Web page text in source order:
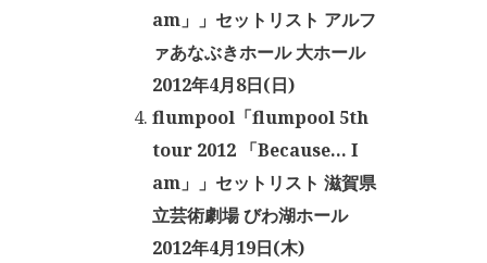
am」」セットリスト アルフ
ァあなぶきホール 大ホール
2012年4月8日(日)
flumpool「flumpool 5th
tour 2012 「Because… I
am」」セットリスト 滋賀県
立芸術劇場 びわ湖ホール
2012年4月19日(木)